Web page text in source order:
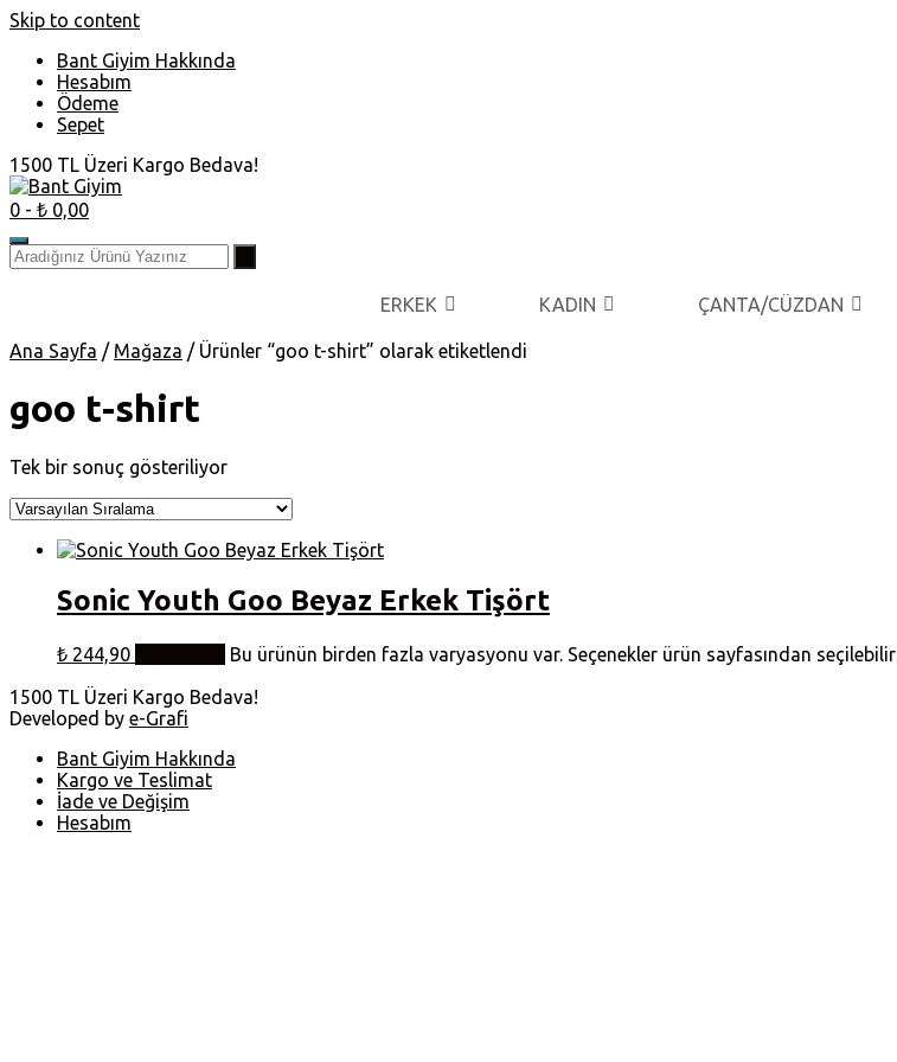
Skip to content
Bant Giyim Hakkında
Hesabım
Ödeme
Sepet
1500 TL Üzeri Kargo Bedava!
0 - ₺ 0,00
ERKEK KADIN ÇANTA/CÜZDAN
Ana Sayfa / Mağaza / Ürünler “goo t-shirt” olarak etiketlendi
goo t-shirt
Tek bir sonuç gösteriliyor
Sonic Youth Goo Beyaz Erkek Tişört
₺ 244,90
Bu ürünün birden fazla varyasyonu var. Seçenekler ürün sayfasından seçilebilir
1500 TL Üzeri Kargo Bedava!
Developed by e-Grafi
Bant Giyim Hakkında
Kargo ve Teslimat
İade ve Değişim
Hesabım